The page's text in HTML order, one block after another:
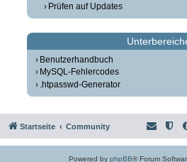
Prüfen auf Updates
Benutzerhandbuch
MySQL-Fehlercodes
.htpasswd-Generator
Startseite Community
Powered by phpBB® Forum